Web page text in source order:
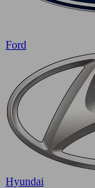
Ford
Hyundai